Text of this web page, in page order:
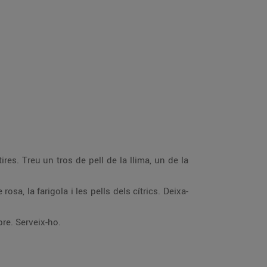
calent per sobre. Serveix-ho.